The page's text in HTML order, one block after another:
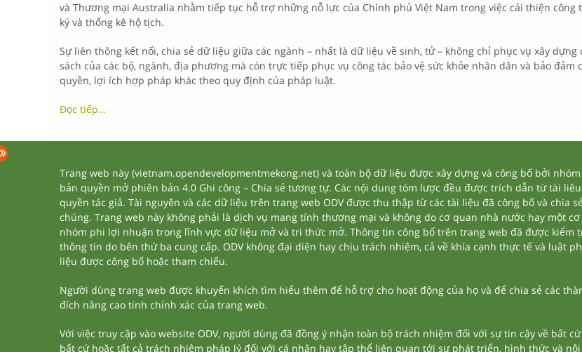
và Thương mại Australia nhằm tiếp tục hỗ trợ những nỗ lực của Chính phủ Việt Nam trong việc cải thiện công
ký và thống kê hộ tịch.
Sự liên thông kết nối, chia sẻ dữ liệu giữa các ngành – nhất là dữ liệu về sinh, tử – không chỉ phục vụ xây dựng
sách của các bộ, ngành, địa phương mà còn trực tiếp phục vụ công tác bảo vệ sức khỏe nhân dân và bảo đảm
quyền, lợi ích hợp pháp khác theo quy định của pháp luật.
Đọc tiếp…
Trang web này (vietnam.opendevelopmentmekong.net) và toàn bộ dữ liệu được xây dựng và công bố bởi
bản quyền mở phiên bản 4.0 Ghi công – Chia sẻ tương tự. Các nội dung tóm lược đều được trích dẫn từ tài
quyền tác giả. Tài nguyên và các dữ liệu trên trang web ODV được thu thập từ các tài liệu đã công bố và chia
chúng. Trang web này không phải là dịch vụ mang tính thương mại và không do cơ quan nhà nước hay một
nhóm phi lợi nhuận trong lĩnh vực dữ liệu mở và tri thức mở. Thông tin công bố trên trang web đã được kiểm
thông tin do bên thứ ba cung cấp. ODV không đại diện hay chịu trách nhiệm, cả về khía cạnh thực tế và luật
liệu được công bố hoặc tham chiếu.
Người dùng trang web được khuyến khích tìm hiểu thêm để hỗ trợ cho hoạt động của họ và để chia sẻ các
đích nâng cao tính chính xác của trang web.
Với việc truy cập vào website ODV, người dùng đã đồng ý nhận toàn bộ trách nhiệm đối với sự tin cậy về bất
bất cứ hoặc tất cả trách nhiệm pháp lý đối với cá nhân hay tập thể liên quan tới sự phát triển, hình thức và